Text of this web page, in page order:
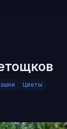
Цветы